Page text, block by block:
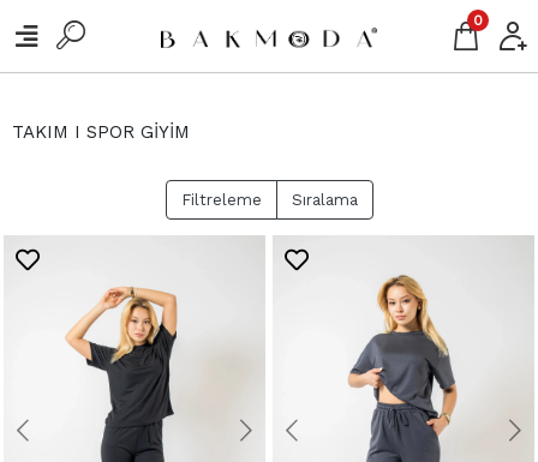
0
TAKIM I SPOR GİYİM
Filtreleme Sıralama